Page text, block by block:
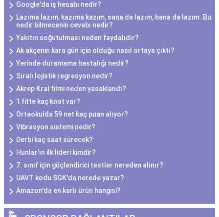
Google'da iş hesabı nedir?
Lazıma lazım, kazıma kazım, sana da lazım, bana da lazım. Bu
nedir bilmecenin cevabı nedir?
Yakıtın soğutulması neden faydalıdır?
Ak akçenin kara gün için olduğu nasıl ortaya çıktı?
Yerinde duramama hastalığı nedir?
Sıralı lojistik regresyon nedir?
Akrep Kral filmi neden yasaklandı?
1 fitte kaç knot var?
Ortaokulda 59 net kaç puan alıyor?
Vibrasyon sistemi nedir?
Derbi kaç saat sürecek?
Hunlar'ın ilk lideri kimdir?
7. sınıf için güçlendirici testler nereden alınır?
UAVT kodu SGK'da nerede yazar?
Amazon'da en karlı ürün hangisi?